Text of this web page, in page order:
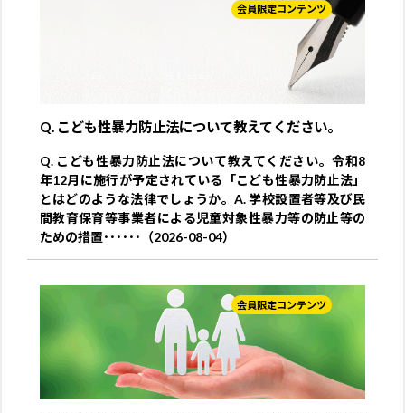
会員限定コンテンツ
Q. こども性暴力防止法について教えてください。
Q. こども性暴力防止法について教えてください。令和8
年12月に施行が予定されている「こども性暴力防止法」
とはどのような法律でしょうか。A. 学校設置者等及び民
間教育保育等事業者による児童対象性暴力等の防止等の
ための措置･･････（2026-08-04）
会員限定コンテンツ